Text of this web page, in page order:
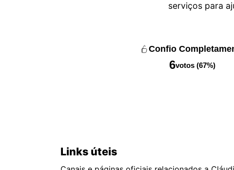
serviços para
Confio
6votos (67%)
Links úteis